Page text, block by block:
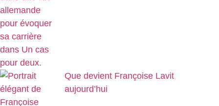
Que devient Françoise Lavit
aujourd’hui